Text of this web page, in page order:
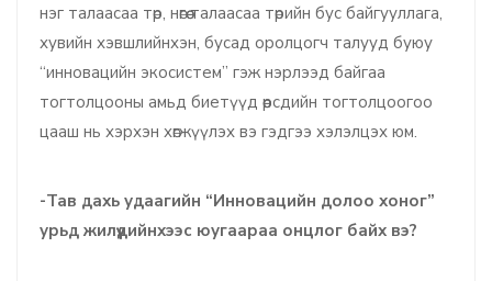
нэг талаасаа төр, нөгөө талаасаа төрийн бус байгууллага,
хувийн хэвшлийнхэн, бусад оролцогч талууд буюу
“инновацийн экосистем” гэж нэрлээд байгаа
тогтолцооны амьд биетүүд өөрсдийн тогтолцоогоо
цааш нь хэрхэн хөгжүүлэх вэ гэдгээ хэлэлцэх юм.
-Тав дахь удаагийн “Инновацийн долоо хоног”
урьд жилүүдийнхээс юугаараа онцлог байх вэ?